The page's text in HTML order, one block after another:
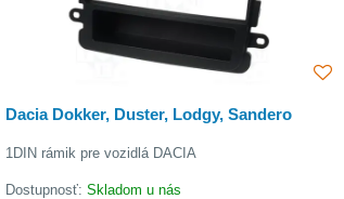
Dacia Dokker, Duster, Lodgy, Sandero
1DIN rámik pre vozidlá DACIA
Dostupnosť:Skladom u nás